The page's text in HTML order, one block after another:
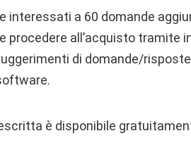
interessati a 60 domande
procedere all’acquisto tramite
di domande/
è disponibile